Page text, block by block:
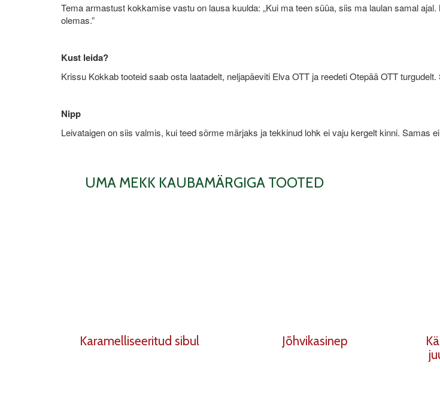
Tema armastust kokkamise vastu on lausa kuulda: „Kui ma teen süüa, siis ma laulan samal
olemas.”
Kust leida?
Krissu Kokkab tooteid saab osta laatadelt, neljapäeviti Elva OTT ja reedeti Otepää OTT
Nipp
Leivataigen on siis valmis, kui teed sõrme märjaks ja tekkinud lohk ei vaju kergelt kinni. Samas
UMA MEKK KAUBAMÄRGIGA TOOTED
Karamelliseeritud sibul Jõhvikasinep